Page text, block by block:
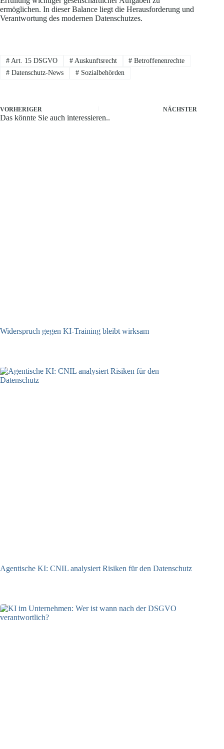
ermöglichen. In dieser Balance liegt die Herausforderung und
Verantwortung des modernen Datenschutzes.
#Art. 15 DSGVO #Auskunftsrecht # Betroffenenrechte
#Datenschutz-News #Sozialbehörden
VORHERIGER NÄCHSTER
Das könnte Sie auch interessieren..
Widerspruch gegen KI-Training bleibt wirksam
Agentische KI: CNIL analysiert Risiken für den Datenschutz